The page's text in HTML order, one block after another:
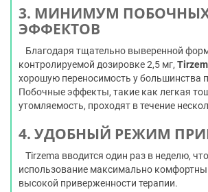
3. МИНИМУМ
ЭФФЕКТОВ
Благодаря тщательно выверенной
контролируемой дозировке 2,5 мг,
хорошую переносимость у большинства
Побочные эффекты, такие как легкая
утомляемость, проходят в течение
4. УДОБНЫЙ РЕЖИМ
Tirzema вводится один раз в неделю,
использование максимально
высокой приверженности терапии.